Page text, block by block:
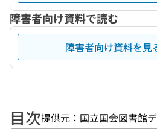
障害者向け資料で読む
障害者向け資料を見
目次提供元：国立国会図書館